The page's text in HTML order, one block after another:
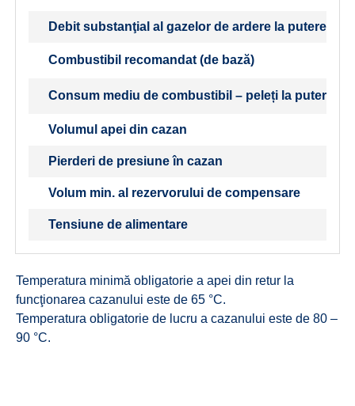
Debit substanţial al gazelor de ardere la puterea
Combustibil recomandat (de bază)
Consum mediu de combustibil – peleți la puterea
Volumul apei din cazan
Pierderi de presiune în cazan
Volum min. al rezervorului de compensare
Tensiune de alimentare
Temperatura minimă obligatorie a apei din retur la
funcţionarea cazanului este de 65 °C.
Temperatura obligatorie de lucru a cazanului este de 80 –
90 °C.